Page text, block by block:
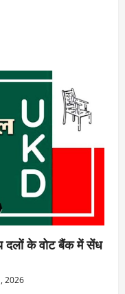
दलों के वोट बैंक में सेंध
2026